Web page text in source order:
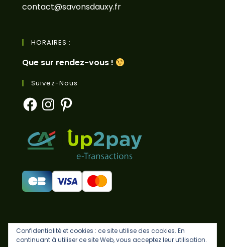
contact@savonsdauxy.fr
HORAIRES :
Que sur rendez-vous !
Suivez-Nous
FacebookInstagramPinterest
Confidentialité et cookies : ce site utilise des cookies. En
continuant à utiliser ce site Web, vous acceptez leur utilisation.